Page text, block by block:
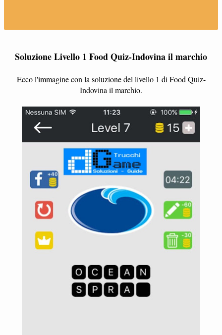
Soluzione Livello 1 Food Quiz-Indovina il marchio
Ecco l'immagine con la soluzione del livello 1 di Food Quiz-
Indovina il marchio.